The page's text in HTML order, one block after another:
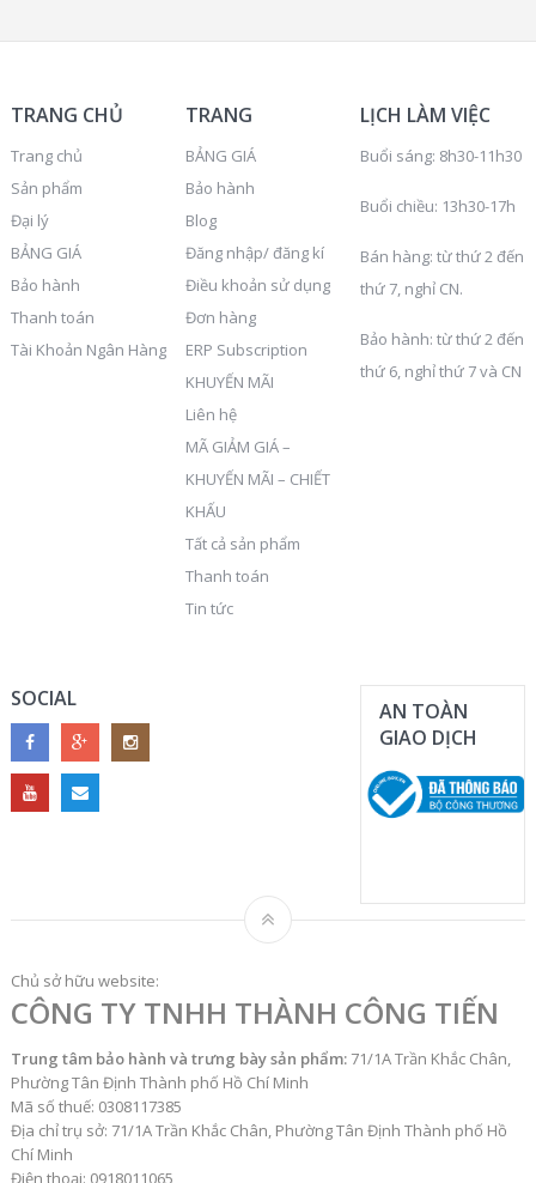
TRANG CHỦ
Trang chủ
Sản phẩm
Đại lý
BẢNG GIÁ
Bảo hành
Thanh toán
Tài Khoản Ngân Hàng
TRANG
BẢNG GIÁ
Bảo hành
Blog
Đăng nhập/ đăng kí
Điều khoản sử dụng
Đơn hàng
ERP Subscription
KHUYẾN MÃI
Liên hệ
MÃ GIẢM GIÁ –
KHUYẾN MÃI – CHIẾT
KHẤU
Tất cả sản phẩm
Thanh toán
Tin tức
LỊCH LÀM VIỆC
Buổi sáng: 8h30-11h30
Buổi chiều: 13h30-17h
Bán hàng: từ thứ 2 đến
thứ 7, nghỉ CN.
Bảo hành: từ thứ 2 đến
thứ 6, nghỉ thứ 7 và CN
SOCIAL
AN TOÀN
GIAO DỊCH
Chủ sở hữu website:
CÔNG TY TNHH THÀNH CÔNG TIẾN
Trung tâm bảo hành và trưng bày sản phẩm:71/1A Trần Khắc Chân,
Phường Tân Định Thành phố Hồ Chí Minh
Mã số thuế: 0308117385
Địa chỉ trụ sở: 71/1A Trần Khắc Chân, Phường Tân Định Thành phố Hồ
Chí Minh
Điện thoại: 0918011065